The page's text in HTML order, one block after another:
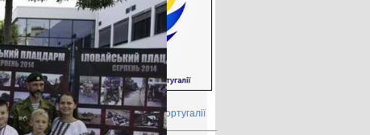
Товариство українок у Португалії